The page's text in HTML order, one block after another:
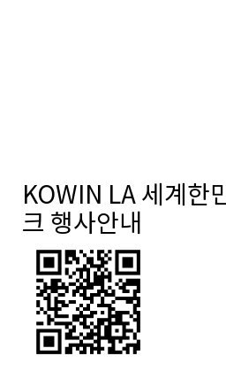
KOWIN LA 세계한
크 행사안내